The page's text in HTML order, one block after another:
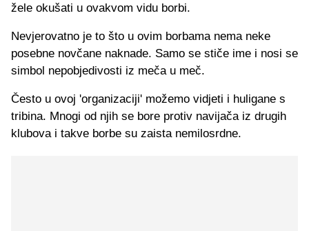
žele okušati u ovakvom vidu borbi.
Nevjerovatno je to što u ovim borbama nema neke
posebne novčane naknade. Samo se stiče ime i nosi se
simbol nepobjedivosti iz meča u meč.
Često u ovoj 'organizaciji' možemo vidjeti i huligane s
tribina. Mnogi od njih se bore protiv navijača iz drugih
klubova i takve borbe su zaista nemilosrdne.